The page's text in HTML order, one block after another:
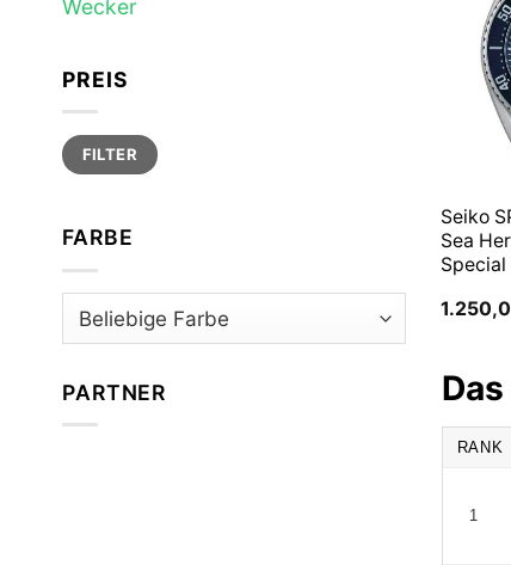
Wecker
PREIS
Min.
Preis
Max.
PreisFILTER
FARBE
PARTNER
Seiko
Sea
Special
RANK
1